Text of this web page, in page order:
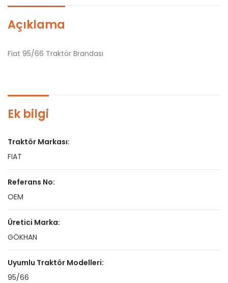
Açıklama
Fiat 95/66 Traktör Brandası
Ek bilgi
Traktör Markası:
FIAT
Referans No:
OEM
Üretici Marka:
GÖKHAN
Uyumlu Traktör Modelleri:
95/66